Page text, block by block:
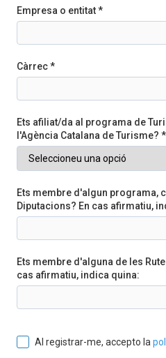
Empresa o entitat *
Càrrec *
Ets afiliat/da al programa de
l'Agència Catalana de Turisme? *
Ets membre d'algun programa,
Diputacions? En cas afirmatiu,
Ets membre d'alguna de les
cas afirmatiu, indica quina:
Al registrar-me, accepto la